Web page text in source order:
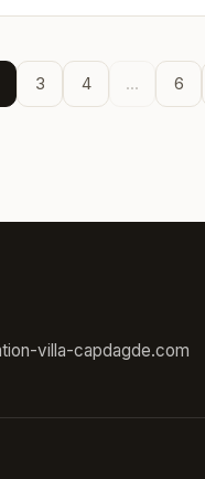
3 4 ... 6
villa-capdagde.com